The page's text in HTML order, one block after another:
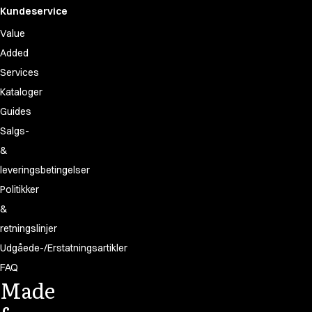
Kundeservice
Value
Added
Services
Kataloger
Guides
Salgs-
&
leveringsbetingelser
Politikker
&
retningslinjer
Udgåede-/Erstatningsartikler
FAQ
Made